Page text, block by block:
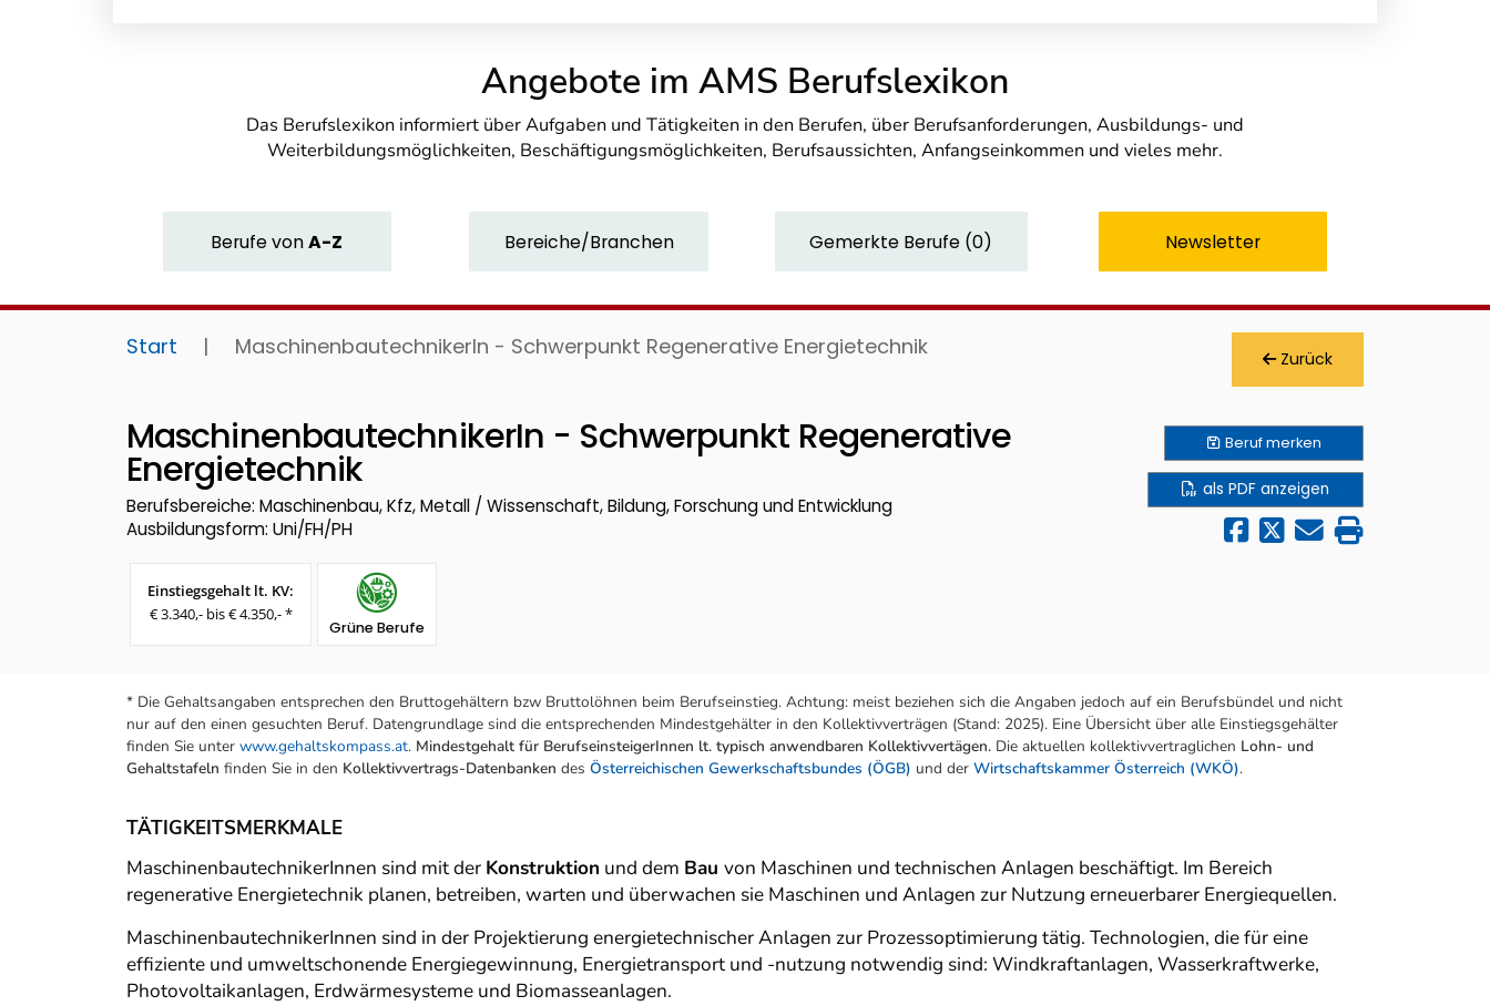
Angebote im AMS Berufslexikon
Das Berufslexikon informiert über Aufgaben und Tätigkeiten in den Berufen, über Berufsanforderungen, Ausbildungs- und
Weiterbildungsmöglichkeiten, Beschäftigungsmöglichkeiten, Berufsaussichten, Anfangseinkommen und vieles mehr.
BerufevonA-Z Bereiche/Branchen Gemerkte Berufe (0) Newsletter
Start | MaschinenbautechnikerIn - Schwerpunkt Regenerative Energietechnik Zurück
MaschinenbautechnikerIn - Schwerpunkt Regenerative
Energietechnik
Berufsbereiche: Maschinenbau, Kfz, Metall / Wissenschaft, Bildung, Forschung und Entwicklung
Ausbildungsform: Uni/FH/PH
Einstiegsgehalt lt. KV:
€ 3.340,- bis € 4.350,- *
Grüne Berufe
Berufmerken
als PDF anzeigen
* Die Gehaltsangaben entsprechen den Bruttogehältern bzw Bruttolöhnen beim Berufseinstieg. Achtung: meist beziehen sich die Angaben jedoch auf ein Berufsbündel und nicht
nur auf den einen gesuchten Beruf. Datengrundlage sind die entsprechenden Mindestgehälter in den Kollektivverträgen (Stand: 2025). Eine Übersicht über alle Einstiegsgehälter
finden Sie unter www.gehaltskompass.at. Mindestgehalt für BerufseinsteigerInnen lt. typisch anwendbaren Kollektivvertägen. Die aktuellen kollektivvertraglichen Lohn- und
Gehaltstafeln finden Sie in den Kollektivvertrags-Datenbanken des Österreichischen Gewerkschaftsbundes (ÖGB) und der Wirtschaftskammer Österreich (WKÖ).
TÄTIGKEITSMERKMALE
MaschinenbautechnikerInnen sind mit der Konstruktion und dem Bau von Maschinen und technischen Anlagen beschäftigt. Im Bereich
regenerative Energietechnik planen, betreiben, warten und überwachen sie Maschinen und Anlagen zur Nutzung erneuerbarer Energiequellen.
MaschinenbautechnikerInnen sind in der Projektierung energietechnischer Anlagen zur Prozessoptimierung tätig. Technologien, die für eine
effiziente und umweltschonende Energiegewinnung, Energietransport und -nutzung notwendig sind: Windkraftanlagen, Wasserkraftwerke,
Photovoltaikanlagen, Erdwärmesysteme und Biomasseanlagen.